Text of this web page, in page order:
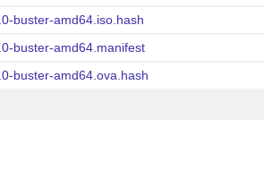
buster-amd64.iso.hash
buster-amd64.manifest
buster-amd64.ova.hash